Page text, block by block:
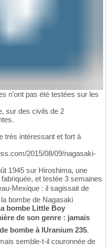
n'ont pas été testées sur les
sur des civils de 2
très intéressant et fort à
2015/08/09/nagasaki-
1945 sur Hiroshima, une
et testée 3 semaines
Mexique : il sagissait de
bombe de Nagasaki
bombe Little Boy
de son genre : jamais
bombe à lUranium 235.
semble-t-il couronnée de